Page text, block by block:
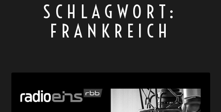
SCHLAGWORT:
FRANKREICH